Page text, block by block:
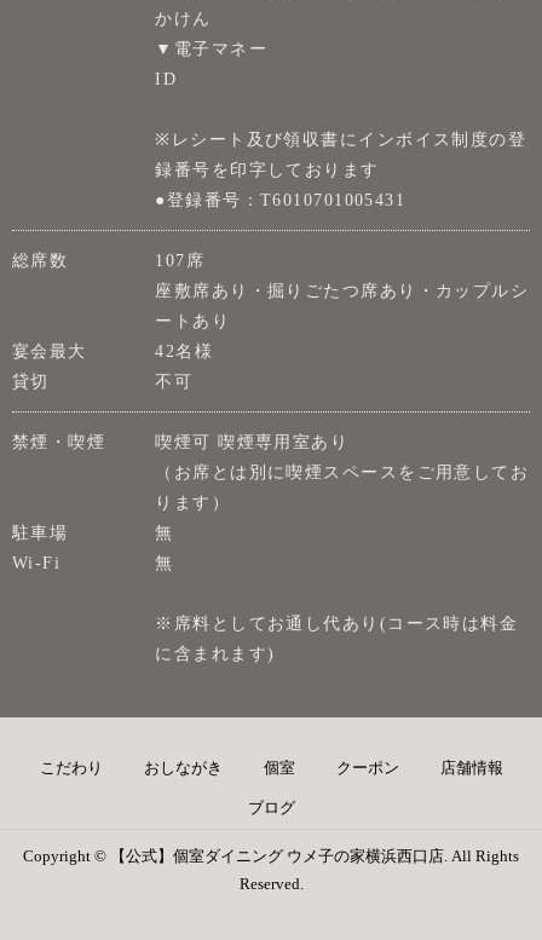
かけん
▼電子マネー
ID
※レシート及び領収書にインボイス制度の登
録番号を印字しております
●登録番号：T6010701005431
総席数
107席
座敷席あり・掘りごたつ席あり・カップルシ
ートあり
宴会最大
42名様
貸切
不可
禁煙・喫煙
喫煙可 喫煙専用室あり
（お席とは別に喫煙スペースをご用意してお
ります）
駐車場
無
Wi-Fi
無
※席料としてお通し代あり(コース時は料金
に含まれます)
こだわり おしながき 個室 クーポン 店舗情報
ブログ
Copyright © 【公式】個室ダイニング ウメ子の家横浜西口店. All Rights
Reserved.